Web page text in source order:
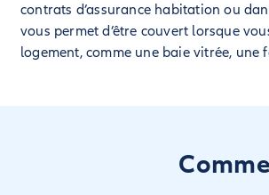
contrats d’assurance habitation ou
vous permet d’être couvert lorsque
logement, comme une baie vitrée, une